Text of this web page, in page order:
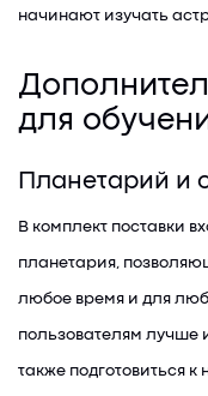
начинают изучать
для
Планетарий
В комплект поставки
планетария,
любое время и для
пользователям лучше
также подготовиться